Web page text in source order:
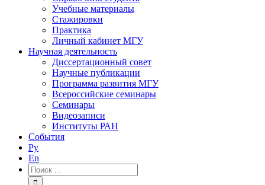
Учебные материалы
Стажировки
Практика
Личный кабинет МГУ
Научная деятельность
Диссертационный совет
Научные публикации
Программа развития МГУ
Всероссийские семинары
Семинары
Видеозаписи
Институты РАН
События
Ру
En
Результат
поиска: